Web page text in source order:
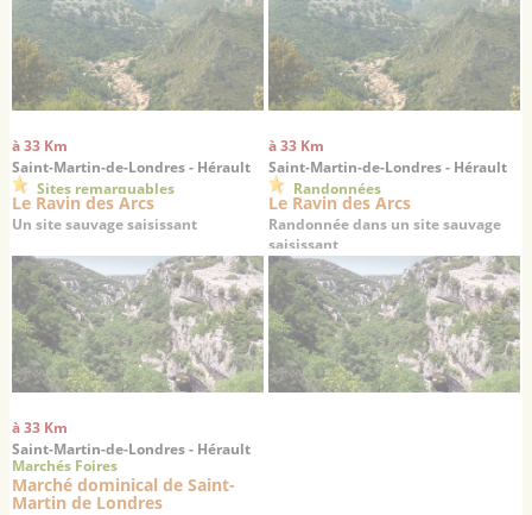
à 33 Km
Saint-Martin-de-Londres - Hérault
Sites remarquables
Le Ravin des Arcs
Un site sauvage saisissant
à 33 Km
Saint-Martin-de-Londres - Hérault
Randonnées
Le Ravin des Arcs
Randonnée dans un site sauvage
saisissant
à 33 Km
Saint-Martin-de-Londres - Hérault
Marchés Foires
Marché dominical de Saint-
Martin de Londres